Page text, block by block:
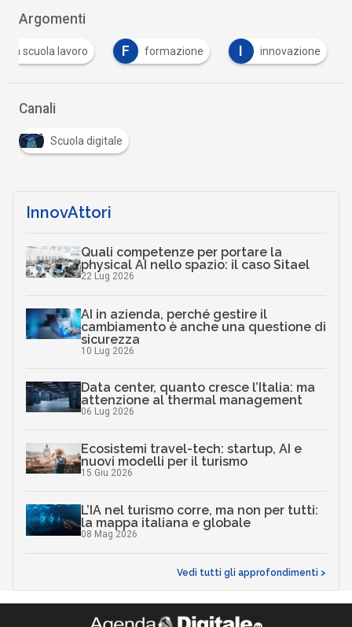
Argomenti
scuola lavoro F formazione innovazione
Canali
Scuola digitale
InnovAttori
Quali competenze per portare la
physical AI nello spazio: il caso Sitael
22 Lug 2026
AI in azienda, perché gestire il
cambiamento è anche una questione di
sicurezza
10 Lug 2026
Data center, quanto cresce l’Italia: ma
attenzione al thermal management
06 Lug 2026
Ecosistemi travel-tech: startup, AI e
nuovi modelli per il turismo
15 Giu 2026
L’IA nel turismo corre, ma non per tutti:
la mappa italiana e globale
08 Mag 2026
Vedi tutti gli approfondimenti >